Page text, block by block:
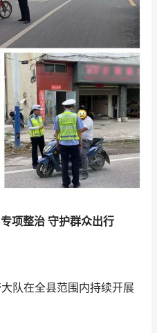
项整治 守护群众出行
在全县范围内持续开展